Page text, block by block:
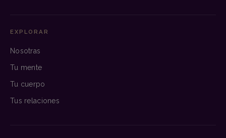
EXPLORAR
Nosotras
Tu mente
Tu cuerpo
Tus relaciones